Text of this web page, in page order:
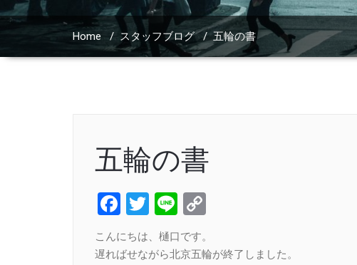
Home / スタッフブログ/五輪の書
五輪の書
Facebook
Twitter
Line
こんにちは、樋口です。
遅ればせながら北京五輪が終了しました。